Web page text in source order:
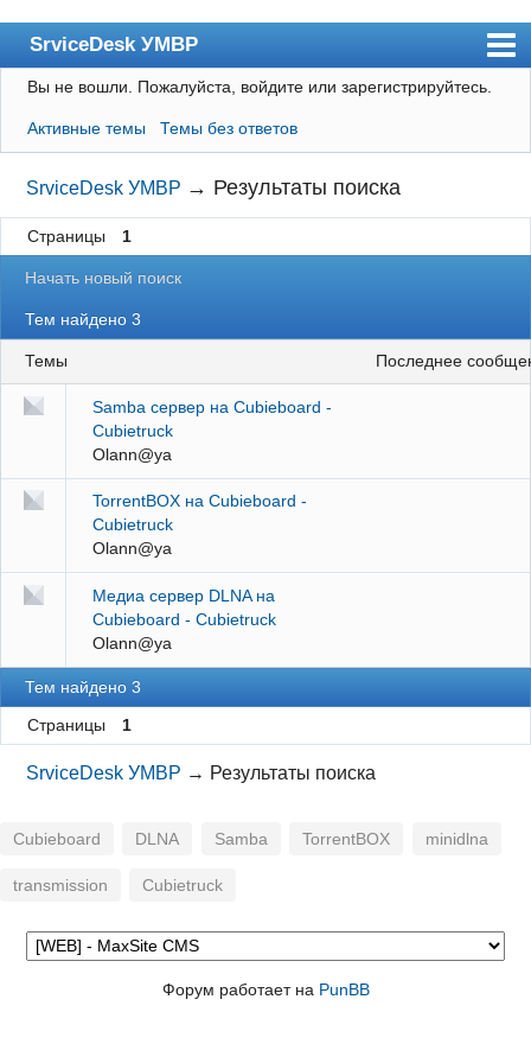
SrviceDesk УМВР
Форум
Пользователи
Поиск
Регистрация
Вход
ИТ-Блог
УМВР
$1U
Вы не вошли. Пожалуйста, войдите или зарегистрируйтесь.
Активные темы Темы без ответов
SrviceDesk УМВР → Результаты поиска
Страницы 1
Начать новый поиск
Тем найдено 3
Темы последнее
Samba сервер на Cubieboard -
Сubietruck
Olann@ya
TorrentBOX на Cubieboard -
Сubietruck
Olann@ya
Медиа сервер DLNA на
Cubieboard - Сubietruck
Olann@ya
Тем найдено 3
Страницы 1
SrviceDesk УМВР → Результаты поиска
Cubieboard DLNA Samba TorrentBOX minidlna
transmission Сubietruck
Форум работает на PunBB